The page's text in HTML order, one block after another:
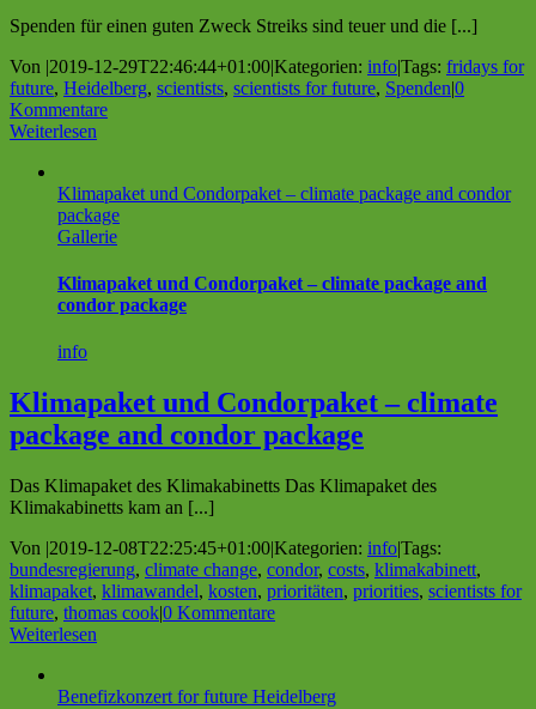
Spenden für einen guten Zweck Streiks sind teuer und die [...]
Von |2019-12-29T22:46:44+01:00|Kategorien: info|Tags: fridays for
future, Heidelberg, scientists, scientists for future, Spenden|0
Kommentare
Weiterlesen
Klimapaket und Condorpaket – climate package and condor
package
Gallerie
Klimapaket und Condorpaket – climate package and
condor package
info
Klimapaket und Condorpaket – climate
package and condor package
Das Klimapaket des Klimakabinetts Das Klimapaket des
Klimakabinetts kam an [...]
Von |2019-12-08T22:25:45+01:00|Kategorien: info|Tags:
bundesregierung, climate change, condor, costs, klimakabinett,
klimapaket, klimawandel, kosten, prioritäten, priorities, scientists for
future, thomas cook|0 Kommentare
Weiterlesen
Benefizkonzert for future Heidelberg